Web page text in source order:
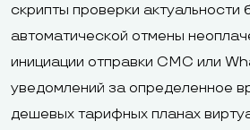
скрипты проверки актуальности
автоматической отмены
инициации отправки СМС или
уведомлений за определенное
дешевых тарифных планах